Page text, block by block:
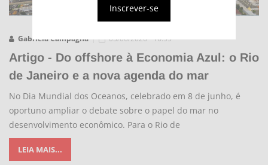
Inscrever-se
Gabriela Campagna 03/06/2026 - 16:55
Artigo - Do offshore à Economia Azul: o Rio
de Janeiro e a nova agenda do mar
No Dia Mundial dos Oceanos, celebrado em 8 de junho, é
oportuno ampliar o debate sobre o papel do mar no
desenvolvimento econômico. Para o Rio de
LEIA MAIS...